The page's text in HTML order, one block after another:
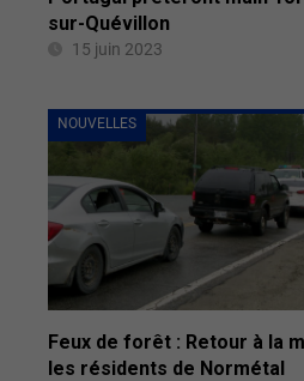
sur-Quévillon
15 juin 2023
NOUVELLES
Feux de forêt : Retour à la
les résidents de Normétal